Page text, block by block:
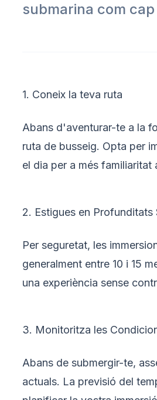
submarina com
1. Coneix la teva ruta
Abans d'aventurar-te a la
ruta de busseig. Opta per
el dia per a més familiaritat
2. Estigues en Profunditats
Per seguretat, les
generalment entre 10 i 15
una experiència sense
3. Monitoritza les
Abans de submergir-te,
actuals. La previsió del